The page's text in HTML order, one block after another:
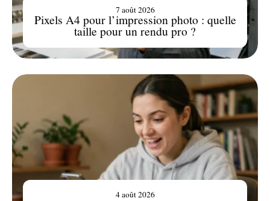
Pixels A4 pour l’impression photo : quelle
taille pour un rendu pro ?
7 août 2026
4 août 2026